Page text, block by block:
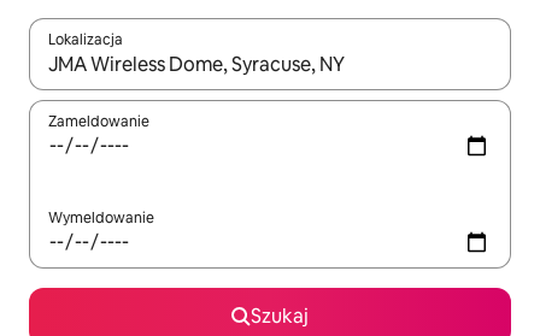
Lokalizacja
Gdy wyniki będą dostępne, możesz poruszać się po nich za
Zameldowanie
Wymeldowanie
Szukaj